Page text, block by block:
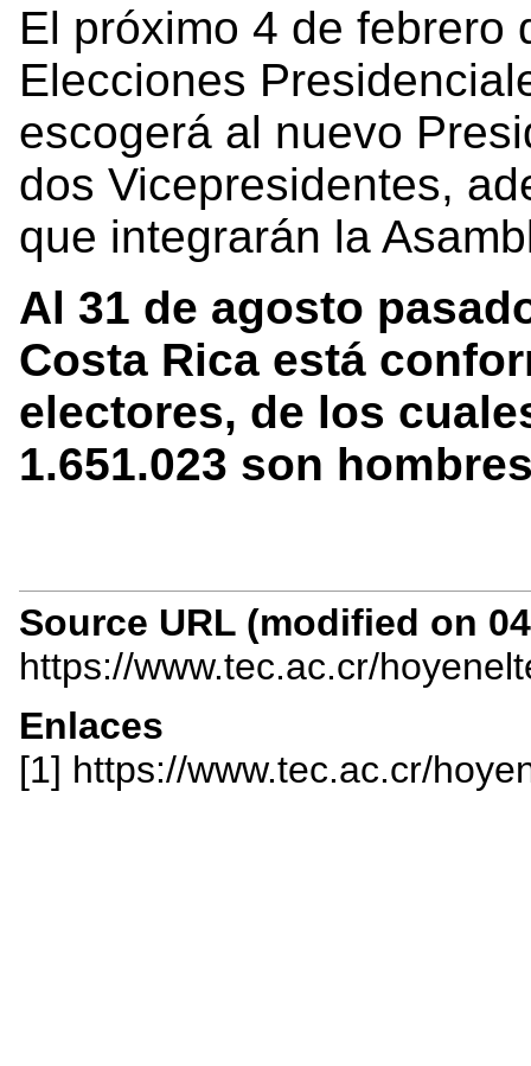
El próximo 4 de febrero
Elecciones
escogerá al nuevo
dos Vicepresidentes,
que integrarán la
Al 31 de agosto
Costa Rica está
electores, de los
1.651.023 son
Source URL (modified on
https://www.tec.ac.cr/
Enlaces
[1] https://www.tec.ac.cr/